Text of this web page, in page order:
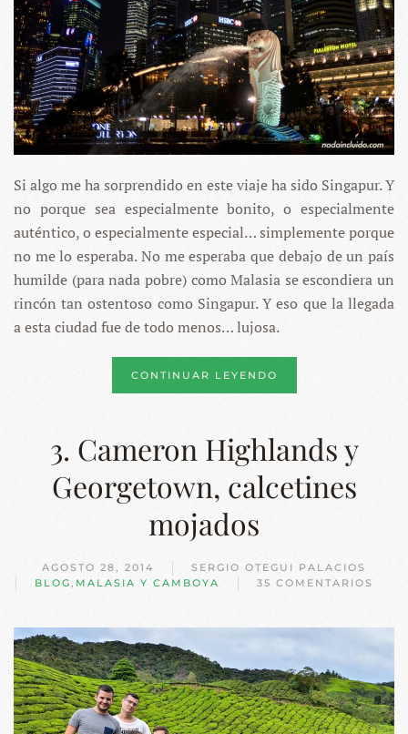
Si algo me ha sorprendido en este viaje ha sido Singapur. Y
no porque sea especialmente bonito, o especialmente
auténtico, o especialmente especial… simplemente porque
no me lo esperaba. No me esperaba que debajo de un país
humilde (para nada pobre) como Malasia se escondiera un
rincón tan ostentoso como Singapur. Y eso que la llegada
a esta ciudad fue de todo menos… lujosa.
CONTINUAR LEYENDO
3. Cameron Highlands y
Georgetown, calcetines
mojados
AGOSTO 28, 2014
SERGIO OTEGUI PALACIOS
BLOG, MALASIA Y CAMBOYA 35 COMENTARIOS
EN
HIGHLANDS
GEORGETOWN,
CALCETINES
MOJADOS